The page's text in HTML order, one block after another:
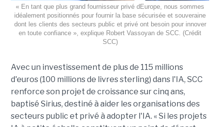
« En tant que plus grand fournisseur privé dEurope, nous sommes
idéalement positionnés pour fournir la base sécurisée et souveraine
dont les clients des secteurs public et privé ont besoin pour innover
en toute confiance », explique Robert Vassoyan de SCC. (Crédit
SCC)
Avec un investissement de plus de 115 millions
d'euros (100 millions de livres sterling) dans l'IA, SCC
renforce son projet de croissance sur cinq ans,
baptisé Sirius, destiné à aider les organisations des
secteurs public et privé à adopter l'IA. « Si les projets